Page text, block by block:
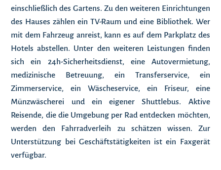
einschließlich des Gartens. Zu den weiteren Einrichtungen
des Hauses zählen ein TV-Raum und eine Bibliothek. Wer
mit dem Fahrzeug anreist, kann es auf dem Parkplatz des
Hotels abstellen. Unter den weiteren Leistungen finden
sich ein 24h-Sicherheitsdienst, eine Autovermietung,
medizinische Betreuung, ein Transferservice, ein
Zimmerservice, ein Wäscheservice, ein Friseur, eine
Münzwäscherei und ein eigener Shuttlebus. Aktive
Reisende, die die Umgebung per Rad entdecken möchten,
werden den Fahrradverleih zu schätzen wissen. Zur
Unterstützung bei Geschäftstätigkeiten ist ein Faxgerät
verfügbar.